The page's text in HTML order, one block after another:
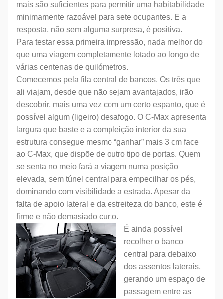
mais são suficientes para permitir uma habitabilidade
minimamente razoável para sete ocupantes. E a
resposta, não sem alguma surpresa, é positiva.
Para testar essa primeira impressão, nada melhor do
que uma viagem completamente lotado ao longo de
várias centenas de quilómetros.
Comecemos pela fila central de bancos. Os três que
ali viajam, desde que não sejam avantajados, irão
descobrir, mais uma vez com um certo espanto, que é
possível algum (ligeiro) desafogo. O C-Max apresenta
largura que baste e a compleição interior da sua
estrutura consegue mesmo “ganhar” mais 3 cm face
ao C-Max, que dispõe de outro tipo de portas. Quem
se senta no meio fará a viagem numa posição
elevada, sem túnel central para empecilhar os pés,
dominando com visibilidade a estrada. Apesar da
falta de apoio lateral e da estreiteza do banco, este é
firme e não demasiado curto.
É ainda possível
recolher o banco
central para debaixo
dos assentos laterais,
gerando um espaço de
passagem entre as